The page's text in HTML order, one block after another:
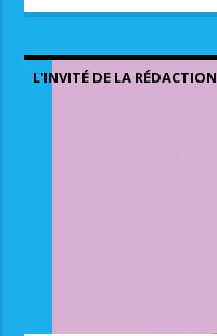
L'INVITÉ DE LA RÉDACTION